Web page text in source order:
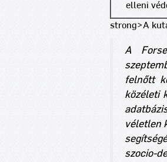
elleni
strong>A
A
felnőtt
közéleti
véletlen